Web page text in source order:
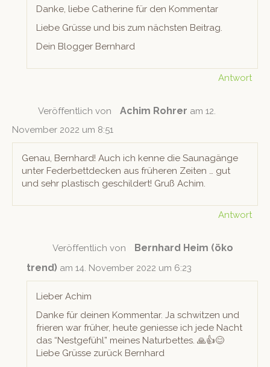
Danke, liebe Cather­ine für den Kommentar
Liebe Grüsse und bis zum näch­sten Beitrag.
Dein Blog­ger Bernhard
Antwort
Veröffentlich von Achim Rohrer am 12.
November 2022 um 8:51
Genau, Bern­hard! Auch ich kenne die Saunagänge
unter Feder­bettdeck­en aus früheren Zeit­en … gut
und sehr plas­tisch geschildert! Gruß Achim.
Antwort
Veröffentlich von
Bernhard Heim (öko
trend) am 14. November 2022 um 6:23
Lieber Achim
Danke für deinen Kom­men­tar. Ja schwitzen und
frieren war früher, heute geniesse ich jede Nacht
das “Nest­ge­fühl” meines Naturbettes. 🙏👍😊
Liebe Grüsse zurück Bernhard